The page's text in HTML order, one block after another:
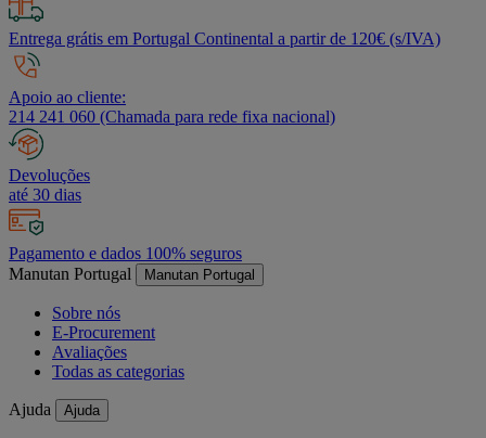
Entrega grátis em Portugal Continental a partir de 120€ (s/IVA)
Apoio ao cliente:
214 241 060 (Chamada para rede fixa nacional)
Devoluções
até 30 dias
Pagamento e dados 100% seguros
Manutan Portugal
Manutan Portugal
Sobre nós
E-Procurement
Avaliações
Todas as categorias
Ajuda Ajuda